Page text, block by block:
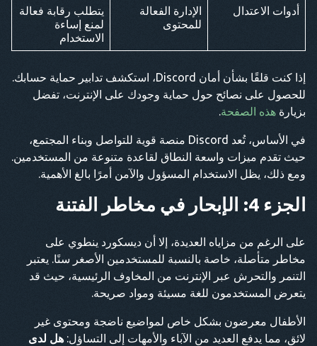
أدوات الاعتدال
الإدارة الفعالة
للمحتوى
يتطلب رقابة فعالة
لمنع إساءة
الاستخدام
إذا كنت قلقًا بشأن أمان Discord، استكشف تدابير حماية حسابك.
للحصول على نصائح حول حماية وجودك على الإنترنت، تفضل
بزيارة هذه الصفحة.
في الأساس، تُعد Discord منصة قوية للتواصل وبناء المجتمع،
حيث تقدم ميزات واسعة النطاق لقاعدة متنوعة من المستخدمين.
ومع ذلك، يظل الاستخدام المسؤول والآمن أمرًا بالغ الأهمية.
الجزء 4: الإبحار في مخاطر الفتنة
على الرغم من مزاياه العديدة، إلا أن ديسكورد ينطوي على
مخاطر متأصلة، خاصة بالنسبة للمستخدمين الأصغر سنًا. يعتبر
التنمر والتحرش عبر الإنترنت من المخاوف الرئيسية، حيث قد
يتعرض المستخدمون للغة مسيئة ومواد صريحة.
الأطفال معرضون بشكل خاص لمواضيع ناضجة ومحتوى غير
لائق، مما يدفع العديد من الآباء والأمهات إلى التساؤل: هل لدى